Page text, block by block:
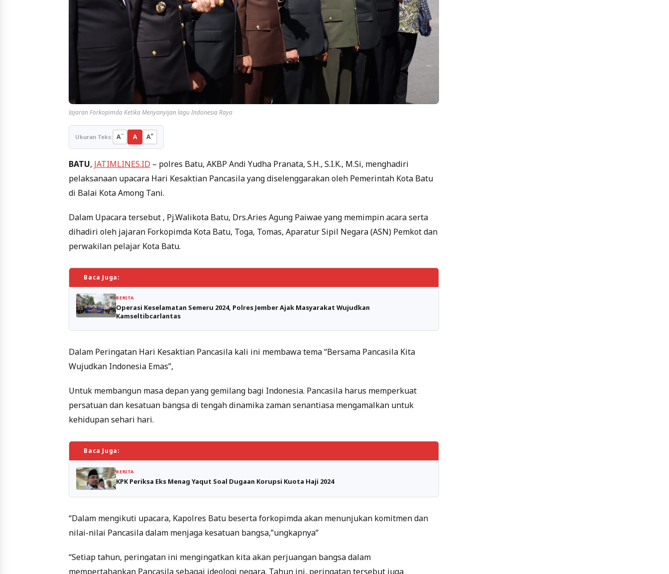
Jajaran Forkopimda Ketika Menyanyijan lagu Indonesia Raya
Ukuran Teks: A− A A+
BATU, JATIMLINES.ID – polres Batu, AKBP Andi Yudha Pranata, S.H., S.I.K., M.Si, menghadiri
pelaksanaan upacara Hari Kesaktian Pancasila yang diselenggarakan oleh Pemerintah Kota Batu
di Balai Kota Among Tani.
Dalam Upacara tersebut , Pj.Walikota Batu, Drs.Aries Agung Paiwae yang memimpin acara serta
dihadiri oleh jajaran Forkopimda Kota Batu, Toga, Tomas, Aparatur Sipil Negara (ASN) Pemkot dan
perwakilan pelajar Kota Batu.
Baca Juga:
BERITA
Operasi Keselamatan Semeru 2024, Polres Jember Ajak Masyarakat Wujudkan
Kamseltibcarlantas
Dalam Peringatan Hari Kesaktian Pancasila kali ini membawa tema “Bersama Pancasila Kita
Wujudkan Indonesia Emas”,
Untuk membangun masa depan yang gemilang bagi Indonesia. Pancasila harus memperkuat
persatuan dan kesatuan bangsa di tengah dinamika zaman senantiasa mengamalkan untuk
kehidupan sehari hari.
Baca Juga:
BERITA
KPK Periksa Eks Menag Yaqut Soal Dugaan Korupsi Kuota Haji 2024
“Dalam mengikuti upacara, Kapolres Batu beserta forkopimda akan menunjukan komitmen dan
nilai-nilai Pancasila dalam menjaga kesatuan bangsa,”ungkapnya”
“Setiap tahun, peringatan ini mengingatkan kita akan perjuangan bangsa dalam
mempertahankan Pancasila sebagai ideologi negara. Tahun ini, peringatan tersebut juga